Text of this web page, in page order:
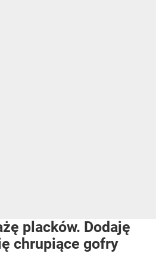
placków. Dodaję
chrupiące gofry